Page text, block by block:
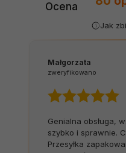
Ocena
Jak
Małgorzata
zweryfikowano
Genialna obsługa,
szybko i sprawnie.
Przesyłka